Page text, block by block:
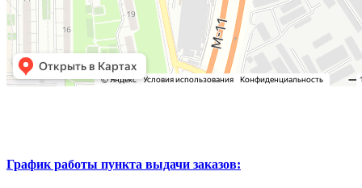
График работы пункта выдачи заказов: